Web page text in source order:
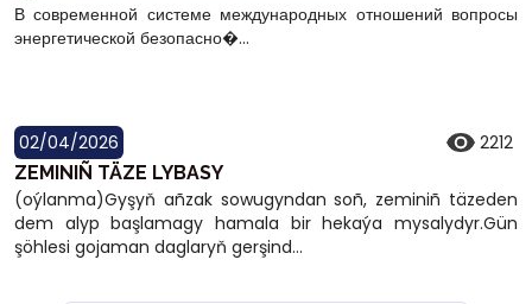
В современной системе международных отношений вопросы
энергетической безопасно�...
02/04/2026 2212
ZEMINIÑ TÄZE LYBASY
(oýlanma)Gyşyň añzak sowugyndan soñ, zeminiñ täzeden
dem alyp başlamagy hamala bir hekaýa mysalydyr.Gün
şöhlesi gojaman daglaryň gerşind...